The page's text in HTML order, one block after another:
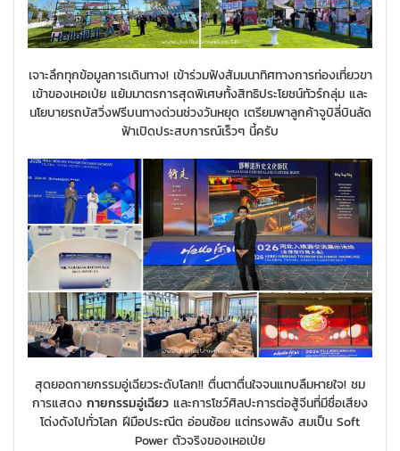
เจาะลึกทุกข้อมูลการเดินทาง! เข้าร่วมฟังสัมมนาทิศทางการท่องเที่ยวขา
เข้าของเหอเป่ย แย้มมาตรการสุดพิเศษทั้งสิทธิประโยชน์ทัวร์กลุ่ม และ
นโยบายรถบัสวิ่งฟรีบนทางด่วนช่วงวันหยุด เตรียมพาลูกค้าจูบิลี่บินลัด
ฟ้าเปิดประสบการณ์เร็วๆ นี้ครับ
สุดยอดกายกรรมอู่เฉียวระดับโลก!! ตื่นตาตื่นใจจนแทบลืมหายใจ! ชม
การแสดง กายกรรมอู่เฉียว และการโชว์ศิลปะการต่อสู้จีนที่มีชื่อเสียง
โด่งดังไปทั่วโลก ฝีมือประณีต อ่อนช้อย แต่ทรงพลัง สมเป็น Soft
Power ตัวจริงของเหอเป่ย